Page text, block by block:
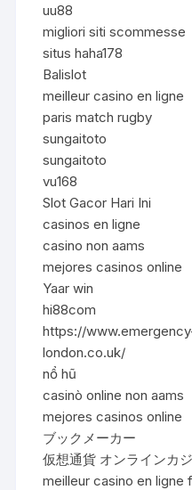
uu88
migliori siti scommesse
situs haha178
Balislot
meilleur casino en ligne
paris match rugby
sungaitoto
sungaitoto
vu168
Slot Gacor Hari Ini
casinos en ligne
casino non aams
mejores casinos online
Yaar win
hi88com
https://
london.co.uk/
nổ hũ
casinò online non aams
mejores casinos online
ブックメーカー
仮想通貨 オンラインカ
meilleur casino en ligne